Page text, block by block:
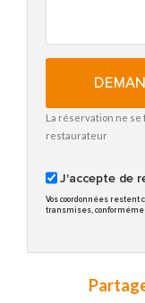
La réservation ne
restaurateur
J'accepte de
Vos coordonnées
transmises,